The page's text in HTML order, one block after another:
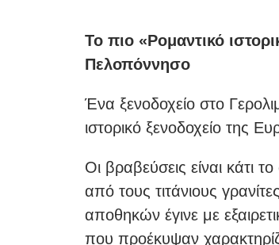
Το πιο «Ρομαντικό
Πελοπόννησο
Ένα ξενοδοχείο στο
ιστορικό ξενοδοχείο της
Οι βραβεύσεις είναι κάτι
από τους τιτάνιους
αποθηκών έγινε με
που προέκυψαν